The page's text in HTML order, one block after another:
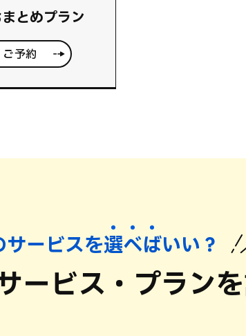
とめプラン
ご予約
サービスを選べばいい？
ービス・プラン